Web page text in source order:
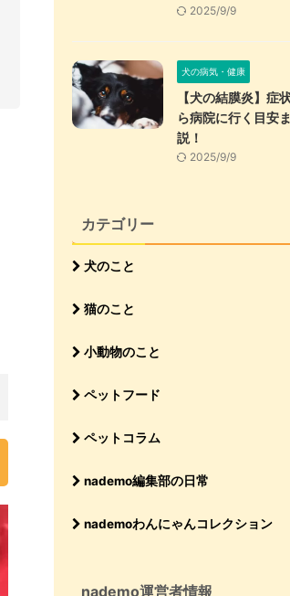
2025/9/9
犬の病気・健康
【犬の結膜炎】症
ら病院に行く目安
説！
2025/9/9
カテゴリー
犬のこと
猫のこと
小動物のこと
ペットフード
ペットコラム
nademo編集部の日常
nademoわんにゃんコレクション
nademo運営者情報